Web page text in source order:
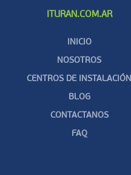
ITURAN.COM.AR
INICIO
NOSOTROS
CENTROS DE INSTALACIÓN
BLOG
CONTACTANOS
FAQ